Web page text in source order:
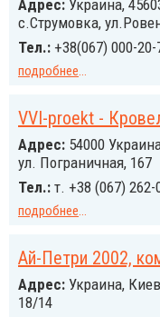
Адрес: Украина,
с.Струмовка,
Тел.: +38(067) 000-20-
подробнее...
VVI-proekt -
Адрес: 54000
ул. Пограничная, 167
Тел.: т. +38 (067)
подробнее...
Ай-Петри 2002,
Адрес: Украина,
18/14